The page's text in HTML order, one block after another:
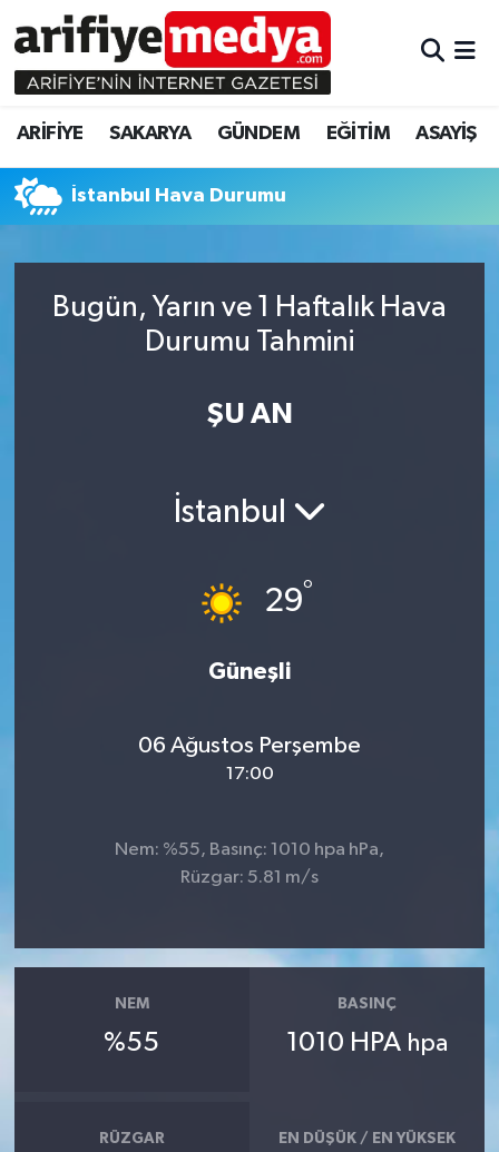
ARİFİYE SAKARYA GÜNDEM EĞİTİM ASAYİŞ
İstanbul Hava Durumu
Bugün, Yarın ve 1 Haftalık Hava
Durumu Tahmini
ŞU AN
İstanbul
29°
Güneşli
06 Ağustos Perşembe
17:00
Nem: %55, Basınç: 1010 hpa hPa,
Rüzgar: 5.81 m/s
NEM
%55
BASINÇ
1010 HPA hpa
RÜZGAR EN DÜŞÜK / EN YÜKSEK
ARİFİYE
SAKARYA
GÜNDEM
ASAYİŞ
ARİFİYE
GÜNDEM
EĞİTİM
ASAYİŞ
Sakarya Hava Durumu
Sakarya Namaz Vakitleri
Sakarya Trafik Yoğunluk Haritası
Tüm Manşetler